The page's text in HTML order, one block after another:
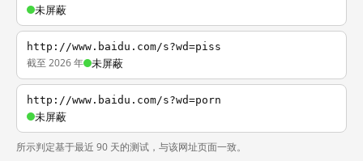
未屏蔽
http://www.baidu.com/s?wd=piss
截至 2026 年 未屏蔽
http://www.baidu.com/s?wd=porn
未屏蔽
所示判定基于最近 90 天的测试，与该网址页面一致。